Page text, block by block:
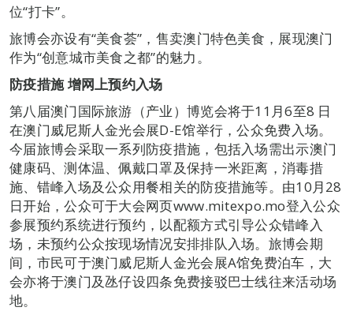
位“打卡”。
旅博会亦设有“美食荟”，售卖澳门特色美食，展现澳门
作为“创意城市美食之都”的魅力。
防疫措施 增网上预约入场
第八届澳门国际旅游（产业）博览会将于11月6至8 日
在澳门威尼斯人金光会展D-E馆举行，公众免费入场。
今届旅博会采取一系列防疫措施，包括入场需出示澳门
健康码、测体温、佩戴口罩及保持一米距离，消毒措
施、错峰入场及公众用餐相关的防疫措施等。由10月28
日开始，公众可于大会网页www.mitexpo.mo登入公众
参展预约系统进行预约，以配额方式引导公众错峰入
场，未预约公众按现场情况安排排队入场。旅博会期
间，市民可于澳门威尼斯人金光会展A馆免费泊车，大
会亦将于澳门及氹仔设四条免费接驳巴士线往来活动场
地。